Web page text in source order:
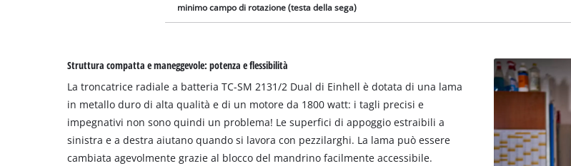
minimo campo di rotazione (testa della sega)
Struttura compatta e maneggevole: potenza e flessibilità
La troncatrice radiale a batteria TC-SM 2131/2 Dual di Einhell è dotata di una lama
in metallo duro di alta qualità e di un motore da 1800 watt: i tagli precisi e
impegnativi non sono quindi un problema! Le superfici di appoggio estraibili a
sinistra e a destra aiutano quando si lavora con pezzilarghi. La lama può essere
cambiata agevolmente grazie al blocco del mandrino facilmente accessibile.